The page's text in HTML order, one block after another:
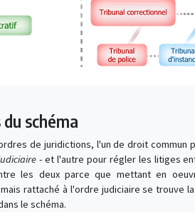
schéma
de juridictions, l'un de droit
- et l'autre pour régler les litiges
les deux parce que mettant en
rattaché à l'ordre judiciaire se trouve
le schéma.